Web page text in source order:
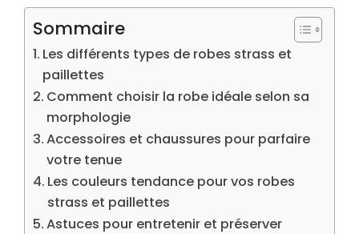
Sommaire
Les différents types de robes strass et
paillettes
Comment choisir la robe idéale selon sa
morphologie
Accessoires et chaussures pour parfaire
votre tenue
Les couleurs tendance pour vos robes
strass et paillettes
Astuces pour entretenir et préserver